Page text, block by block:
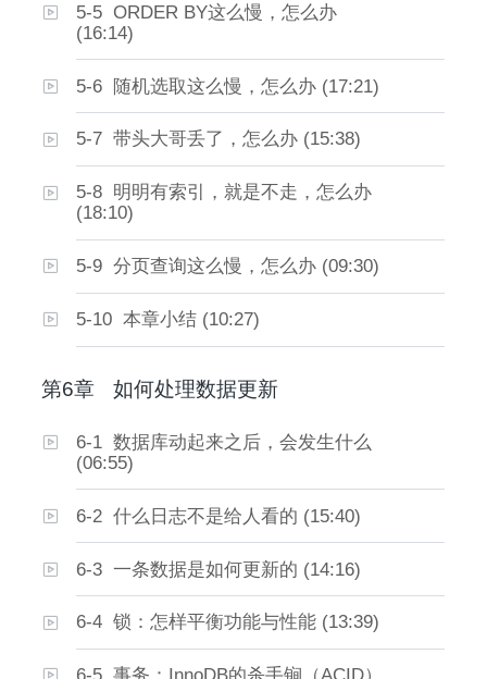
5-5 ORDER BY这么慢，怎么办
(16:14)
5-6 随机选取这么慢，怎么办 (17:21)
5-7 带头大哥丢了，怎么办 (15:38)
5-8 明明有索引，就是不走，怎么办
(18:10)
5-9 分页查询这么慢，怎么办 (09:30)
5-10 本章小结 (10:27)
第6章 如何处理数据更新
6-1 数据库动起来之后，会发生什么
(06:55)
6-2 什么日志不是给人看的 (15:40)
6-3 一条数据是如何更新的 (14:16)
6-4 锁：怎样平衡功能与性能 (13:39)